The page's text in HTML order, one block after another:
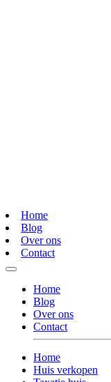
Home
Blog
Over ons
Contact
Home
Blog
Over ons
Contact
Home
Huis verkopen